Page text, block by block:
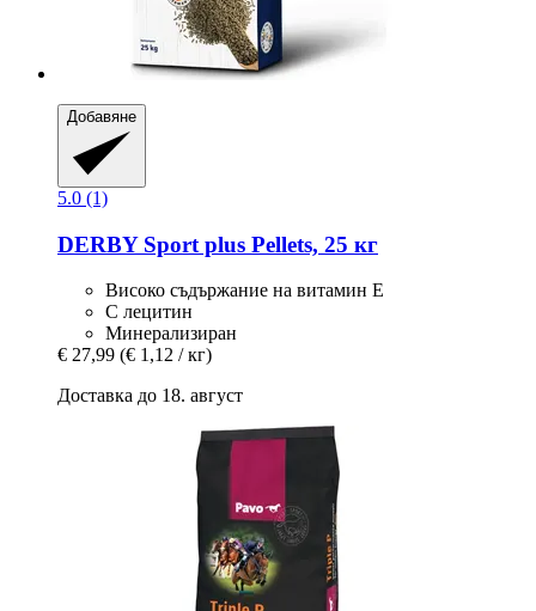
Добавяне
5.0 (1)
DERBYSport plus Pellets, 25 кг
Високо съдържание на витамин Е
С лецитин
Минерализиран
€ 27,99 (€ 1,12 / кг)
Доставка до 18. август